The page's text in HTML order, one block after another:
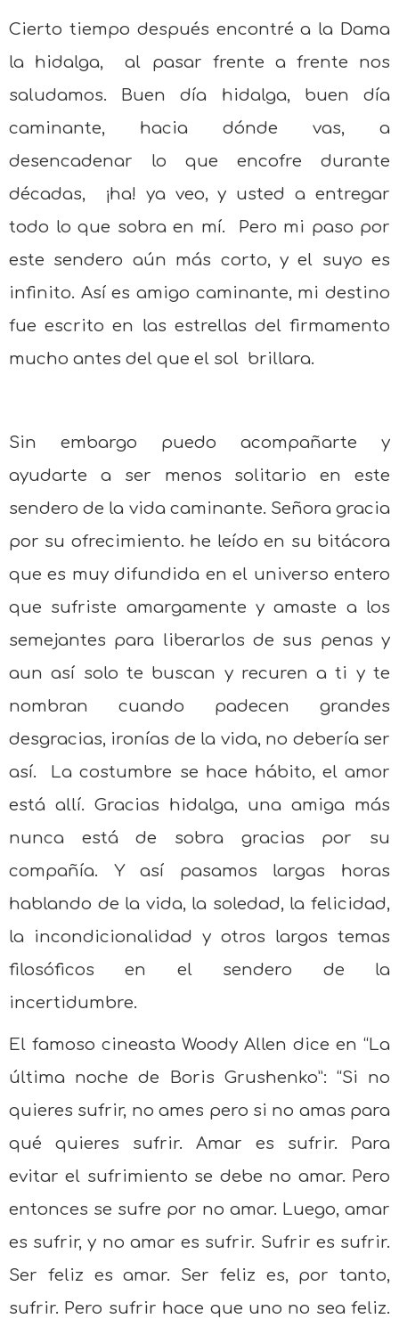
Cierto tiempo después encontré a la Dama
la hidalga,
al pasar frente a frente nos
saludamos. Buen día hidalga, buen día
caminante, hacia dónde vas, a
desencadenar lo que encofre durante
décadas,
¡ha! ya veo, y usted a entregar
todo lo que sobra en mí.
Pero mi paso por
este sendero aún más corto, y el suyo es
infinito. Así es amigo caminante, mi destino
fue escrito en las estrellas del firmamento
mucho antes del que el sol brillara.
Sin embargo puedo acompañarte y
ayudarte a ser menos solitario en este
sendero de la vida caminante. Señora gracia
por su ofrecimiento. he leído en su bitácora
que es muy difundida en el universo entero
que sufriste amargamente y amaste a los
semejantes para liberarlos de sus penas y
aun así solo te buscan y recuren a ti y te
nombran cuando padecen grandes
desgracias, ironías de la vida, no debería ser
así.
La costumbre se hace hábito, el amor
está allí. Gracias hidalga, una amiga más
nunca está de sobra gracias por su
compañía. Y así pasamos largas horas
hablando de la vida, la soledad, la felicidad,
la incondicionalidad y otros largos temas
filosóficos en el sendero de la
incertidumbre.
El famoso cineasta Woody Allen dice en “La
última noche de Boris Grushenko”: “Si no
quieres sufrir, no ames pero si no amas para
qué quieres sufrir. Amar es sufrir. Para
evitar el sufrimiento se debe no amar. Pero
entonces se sufre por no amar. Luego, amar
es sufrir, y no amar es sufrir. Sufrir es sufrir.
Ser feliz es amar. Ser feliz es, por tanto,
sufrir. Pero sufrir hace que uno no sea feliz.